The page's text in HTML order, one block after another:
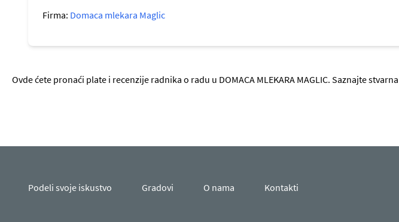
Firma: Domaca mlekara Maglic
Ovde ćete pronaći plate i recenzije radnika o radu u DOMACA MLEKARA MAGLIC. Saznajte
Podeli svoje iskustvo Gradovi O nama Kontakti